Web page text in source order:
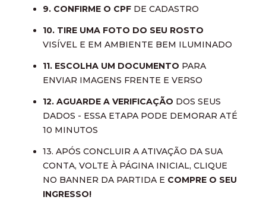
9. CONFIRME O CPF DE CADASTRO
10. TIRE UMA FOTO DO SEU ROSTO
VISÍVEL E EM AMBIENTE BEM ILUMINADO
11. ESCOLHA UM DOCUMENTO PARA
ENVIAR IMAGENS FRENTE E VERSO
12. AGUARDE A VERIFICAÇÃO DOS SEUS
DADOS - ESSA ETAPA PODE DEMORAR ATÉ
10 MINUTOS
13. APÓS CONCLUIR A ATIVAÇÃO DA SUA
CONTA, VOLTE À PÁGINA INICIAL, CLIQUE
NO BANNER DA PARTIDA E COMPRE O SEU
INGRESSO!